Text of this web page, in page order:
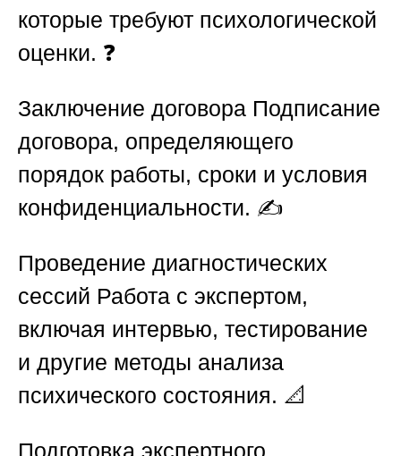
которые требуют психологической
оценки. ❓
Заключение договора Подписание
договора, определяющего
порядок работы, сроки и условия
конфиденциальности. ✍️
Проведение диагностических
сессий Работа с экспертом,
включая интервью, тестирование
и другие методы анализа
психического состояния. 📐
Подготовка экспертного